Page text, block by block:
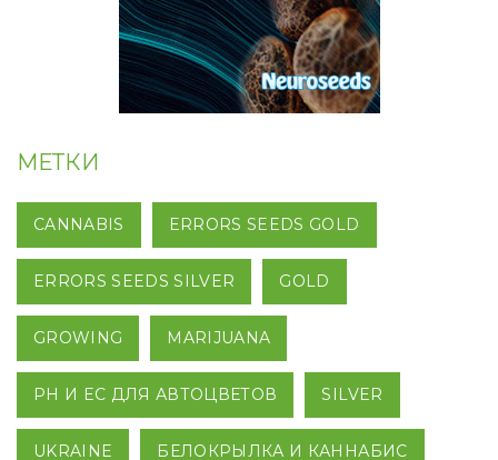
МЕТКИ
CANNABIS ERRORS SEEDS GOLD
ERRORS SEEDS SILVER GOLD
GROWING MARIJUANA
PH И EC ДЛЯ АВТОЦВЕТОВ SILVER
UKRAINE БЕЛОКРЫЛКА И КАННАБИС